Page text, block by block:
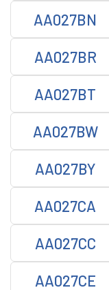
AA027BN
AA027BR
AA027BT
AA027BW
AA027BY
AA027CA
AA027CC
AA027CE